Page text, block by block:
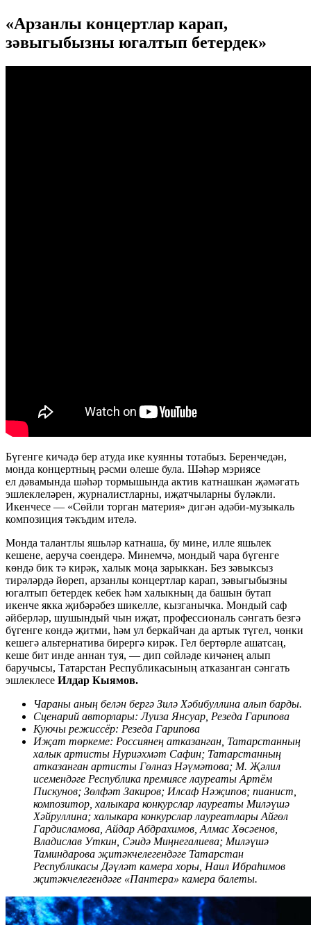
«Арзанлы концертлар карап,
зәвыгыбызны югалтып бетердек»
Бүгенге кичәдә бер атуда ике куянны тотабыз. Беренчедән,
монда концертның рәсми өлеше була. Шәһәр мэриясе
ел дәвамында шәһәр тормышында актив катнашкан җәмәгать
эшлеклеләрен, журналистларны, иҗатчыларны бүләкли.
Икенчесе — «Сөйли торган материя» дигән әдәби-музыкаль
композиция тәкъдим ителә.
Монда талантлы яшьләр катнаша, бу мине, илле яшьлек
кешене, аеруча сөендерә. Минемчә, мондый чара бүгенге
көндә бик тә кирәк, халык моңа зарыккан. Без зәвыксыз
тирәләрдә йөреп, арзанлы концертлар карап, зәвыгыбызны
югалтып бетердек кебек һәм халыкның да башын бутап
икенче якка җибәрәбез шикелле, кызганычка. Мондый саф
әйберләр, шушындый чын иҗат, профессиональ сәнгать безгә
бүгенге көндә җитми, һәм ул беркайчан да артык түгел, чөнки
кешегә альтернатива бирергә кирәк. Гел бертөрле ашатсаң,
кеше бит инде аннан туя, — дип сөйләде кичәнең алып
баручысы, Татарстан Республикасының атказанган сәнгать
эшлеклесе Илдар Кыямов.
Чараны аның белән бергә Зилә Хәбибуллина алып барды.
Сценарий авторлары: Луиза Янсуар, Резеда Гарипова
Куючы режиссёр: Резеда Гарипова
Иҗат төркеме: Россиянең атказанган, Татарстанның
халык артисты Нуриәхмәт Сафин; Татарстанның
атказанган артисты Гөлназ Нәүмәтова; М. Җәлил
исемендәге Республика премиясе лауреаты Артём
Пискунов; Зөлфәт Закиров; Илсаф Нәҗипов; пианист,
композитор, халыкара конкурслар лауреаты Миләүшә
Хәйруллина; халыкара конкурслар лауреатлары Айгөл
Гардисламова, Айдар Абдрахимов, Алмас Хөсәенов,
Владислав Уткин, Сәидә Миңнегалиева; Миләүшә
Таминдарова җитәкчелегендәге Татарстан
Республикасы Дәүләт камера хоры, Наил Ибраһимов
җитәкчелегендәге «Пантера» камера балеты.